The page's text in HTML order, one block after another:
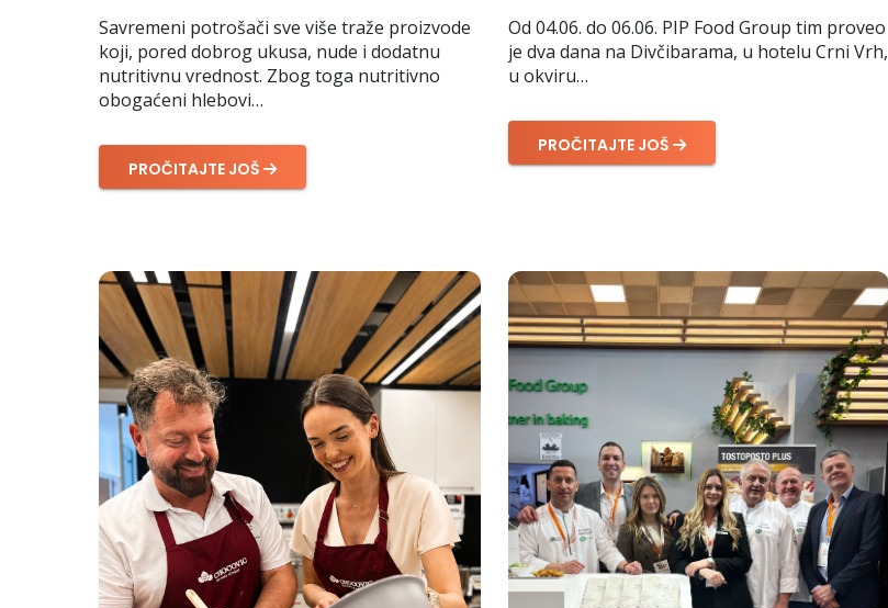
Savremeni potrošači sve više traže proizvode
koji, pored dobrog ukusa, nude i dodatnu
nutritivnu vrednost. Zbog toga nutritivno
obogaćeni hlebovi…
PROČITAJTE JOŠ
Od 04.06. do 06.06. PIP Food Group tim proveo
je dva dana na Divčibarama, u hotelu Crni Vrh,
u okviru…
PROČITAJTE JOŠ